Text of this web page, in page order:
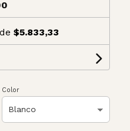
$5.833,33
Color